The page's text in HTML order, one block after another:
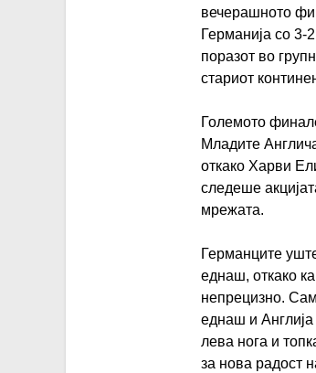
вечерашното
Германија со 3-
поразот во
стариот
Големото
Младите
откако Харви
следеше
мрежата.
Германците
еднаш, откако
непрецизно.
еднаш и
лева нога и
за нова радост